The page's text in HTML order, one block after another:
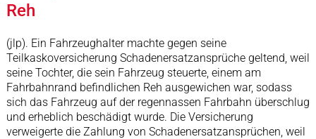
Reh
(jlp). Ein Fahrzeughalter machte gegen seine
Teilkaskoversicherung Schadenersatzansprüche geltend, weil
seine Tochter, die sein Fahrzeug steuerte, einem am
Fahrbahnrand befindlichen Reh ausgewichen war, sodass
sich das Fahrzeug auf der regennassen Fahrbahn überschlug
und erheblich beschädigt wurde. Die Versicherung
verweigerte die Zahlung von Schadenersatzansprüchen, weil